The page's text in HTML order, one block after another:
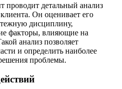
проводит детальный анализ
Он оценивает его
дисциплину,
факторы, влияющие на
анализ позволяет
и определить наиболее
проблемы.